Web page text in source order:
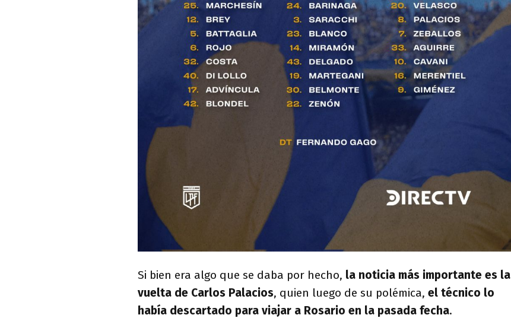
Si bien era algo que se daba por hecho, la noticia más importante es la
vuelta de Carlos Palacios, quien luego de su polémica, el técnico lo
había descartado para viajar a Rosario en la pasada fecha.